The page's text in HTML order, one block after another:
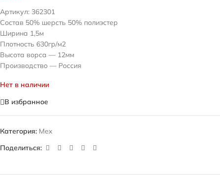
Артикул: 362301
Состав 50% шерсть 50% полиэстер
Ширина 1,5м
Плотность 630гр/м2
Высота ворса — 12мм
Производство — Россия
Нет в наличии
В избранное
Категория: Мех
Поделиться: